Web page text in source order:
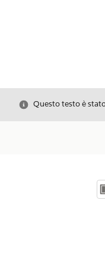
Chiudi
Questo testo è